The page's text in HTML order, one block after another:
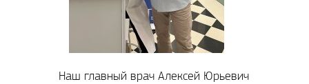
Наш главный врач Алексей Юрьевич